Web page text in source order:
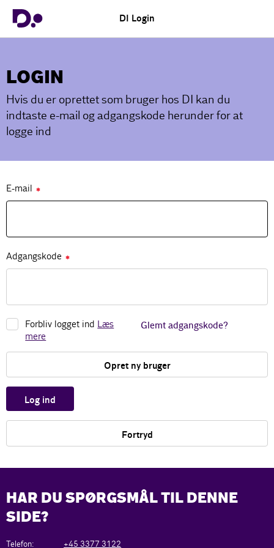
DI Login
LOGIN
Hvis du er oprettet som bruger hos DI kan du
indtaste e-mail og adgangskode herunder for at
logge ind
E-mail ✱
Adgangskode ✱
Forbliv logget ind Læs
mere
Glemt adgangskode?
Opret ny bruger
Log ind
Fortryd
HAR DU SPØRGSMÅL TIL DENNE
SIDE?
Telefon: +45 3377 3122